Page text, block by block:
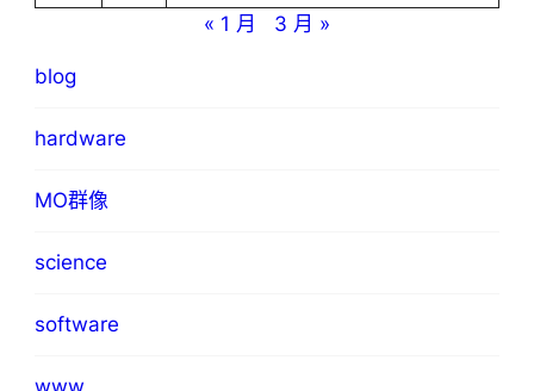
« 1 月
3 月 »
blog
hardware
MO群像
science
software